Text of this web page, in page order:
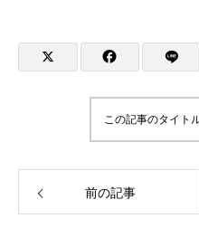
この記事のタイト
前の記事